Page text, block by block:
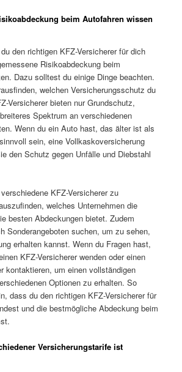
beim Autofahren wissen
den richtigen KFZ-Versicherer für dich
Risikoabdeckung beim
Dazu solltest du einige Dinge beachten.
welchen Versicherungsschutz du
Versicherer bieten nur Grundschutz,
Spektrum an verschiedenen
Wenn du ein Auto hast, das älter ist als
sein, eine Vollkaskoversicherung
den Schutz gegen Unfälle und Diebstahl
KFZ-Versicherer zu
welches Unternehmen die
besten Abdeckungen bietet. Zudem
Sonderangeboten suchen, um zu sehen,
erhalten kannst. Wenn du Fragen hast,
KFZ-Versicherer wenden oder einen
kontaktieren, um einen vollständigen
Optionen zu erhalten. So
dass du den richtigen KFZ-Versicherer für
und die bestmögliche Abdeckung beim
Versicherungstarife ist